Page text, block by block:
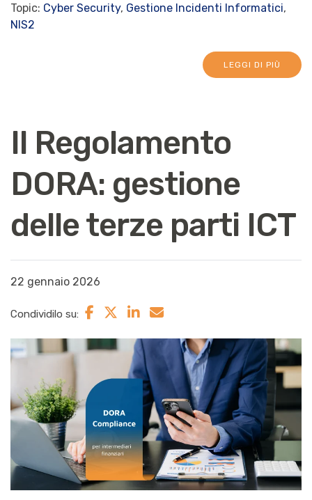
Topic: Cyber Security, Gestione Incidenti Informatici,
NIS2
LEGGI DI PIÙ
Il Regolamento
DORA: gestione
delle terze parti ICT
22 gennaio 2026
Condividilo su: